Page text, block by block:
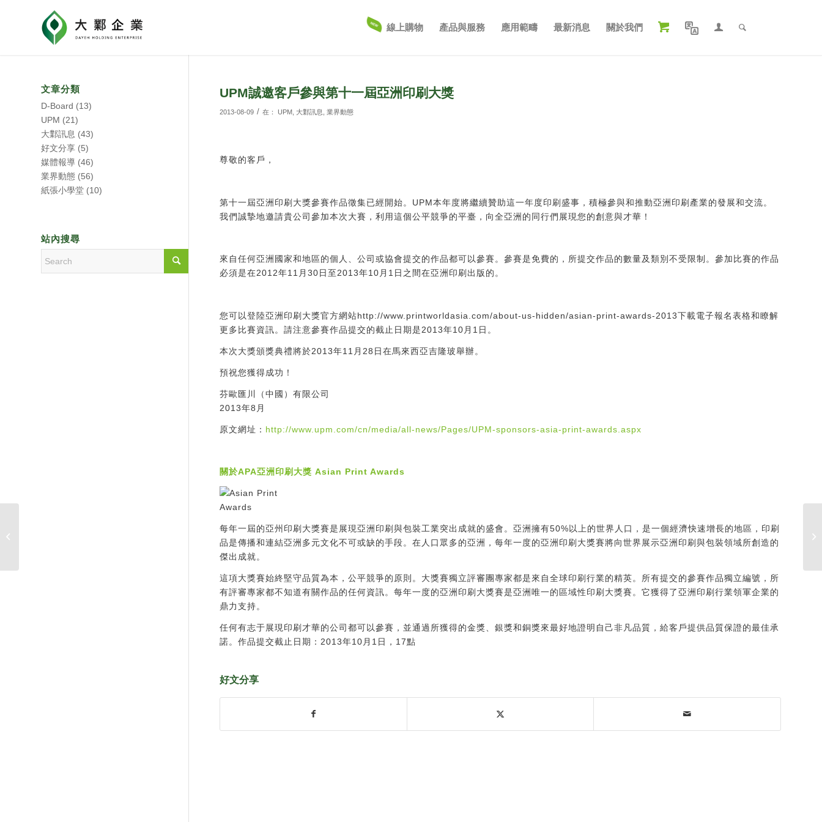
線上購物 產品與服務 應用範疇 最新消息 關於我們
UPM誠邀客戶參與第十一屆亞洲印刷大獎
2013-08-09 / 在： UPM 大鄴訊息 業界動態
尊敬的客戶，
第十一屆亞洲印刷大獎參賽作品徵集已經開始。UPM本年度將繼續贊助這一年度印刷盛事，積極參與和推動亞洲印刷產業的發展和交流。
我們誠摯地邀請貴公司參加本次大賽，利用這個公平競爭的平臺，向全亞洲的同行們展現您的創意與才華！
來自任何亞洲國家和地區的個人、公司或協會提交的作品都可以參賽。參賽是免費的，所提交作品的數量及類別不受限制。參加比賽的作品
必須是在2012年11月30日至2013年10月1日之間在亞洲印刷出版的。
您可以登陸亞洲印刷大獎官方網站http://www.printworldasia.com/about-us-hidden/asian-print-awards-2013下載電子報名表格和瞭解
更多比賽資訊。請注意參賽作品提交的截止日期是2013年10月1日。
本次大獎頒獎典禮將於2013年11月28日在馬來西亞吉隆玻舉辦。
預祝您獲得成功！
芬歐匯川（中國）有限公司
2013年8月
原文網址： http://www.upm.com/cn/media/all-news/Pages/UPM-sponsors-asia-print-awards.aspx
關於APA亞洲印刷大獎 Asian Print Awards
每年一屆的亞州印刷大獎賽是展現亞洲印刷與包裝工業突出成就的盛會。亞洲擁有50%以上的世界人口，是一個經濟快速增長的地區，印刷
品是傳播和連結亞洲多元文化不可或缺的手段。在人口眾多的亞洲，每年一度的亞洲印刷大獎賽將向世界展示亞洲印刷與包裝領域所創造的
傑出成就。
這項大獎賽始終堅守品質為本，公平競爭的原則。大獎賽獨立評審團專家都是來自全球印刷行業的精英。所有提交的參賽作品獨立編號，所
有評審專家都不知道有關作品的任何資訊。每年一度的亞洲印刷大獎賽是亞洲唯一的區域性印刷大獎賽。它獲得了亞洲印刷行業領軍企業的
鼎力支持。
任何有志于展現印刷才華的公司都可以參賽，並通過所獲得的金獎、銀獎和銅獎來最好地證明自己非凡品質，給客戶提供品質保證的最佳承
諾。作品提交截止日期：2013年10月1日，17點
好文分享
文章分類
D-Board (13)
UPM (21)
大鄴訊息 (43)
好文分享 (5)
媒體報導 (46)
業界動態 (56)
紙張小學堂 (10)
站內搜尋